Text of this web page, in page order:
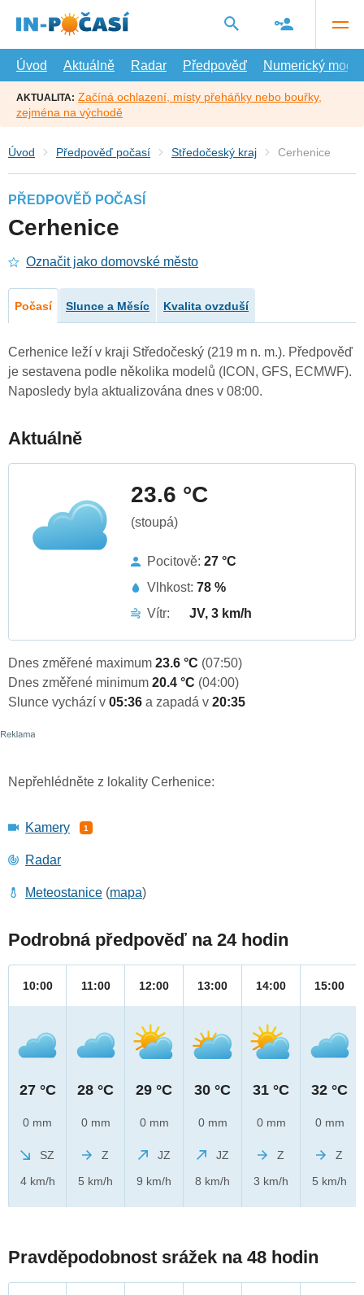
hlavní
Úvod
Aktuálně Radar Předpověď Numerický model
AKTUALITA: Začíná ochlazení, místy přeháňky nebo bouřky,
zejména na východě
Úvod Předpověď počasí Středočeský kraj Cerhenice
PŘEDPOVĚĎ POČASÍ
Cerhenice
Označit jako domovské město
Počasí Slunce a Měsíc Kvalita ovzduší
Cerhenice leží v kraji Středočeský (219 m n. m.). Předpověď
je sestavena podle několika modelů (ICON, GFS, ECMWF).
Naposledy byla aktualizována dnes v 08:00.
Aktuálně
23.6 °C
(stoupá)
Pocitově: 27 °C
Vlhkost: 78 %
Vítr:
JV, 3 km/h
Dnes změřené maximum 23.6 °C (07:50)
Dnes změřené minimum 20.4 °C (04:00)
Slunce vychází v 05:36 a zapadá v 20:35
Nepřehlédněte z lokality Cerhenice:
Kamery 1
Radar
Meteostanice (mapa)
Podrobná předpověď na 24 hodin
10:00
27 °C
0 mm
SZ
4 km/h
11:00
28 °C
0 mm
Z
5 km/h
12:00
29 °C
0 mm
JZ
9 km/h
13:00
30 °C
0 mm
JZ
8 km/h
14:00
31 °C
0 mm
Z
3 km/h
15:00
32 °C
0 mm
Z
5 km/h
Pravděpodobnost srážek na 48 hodin